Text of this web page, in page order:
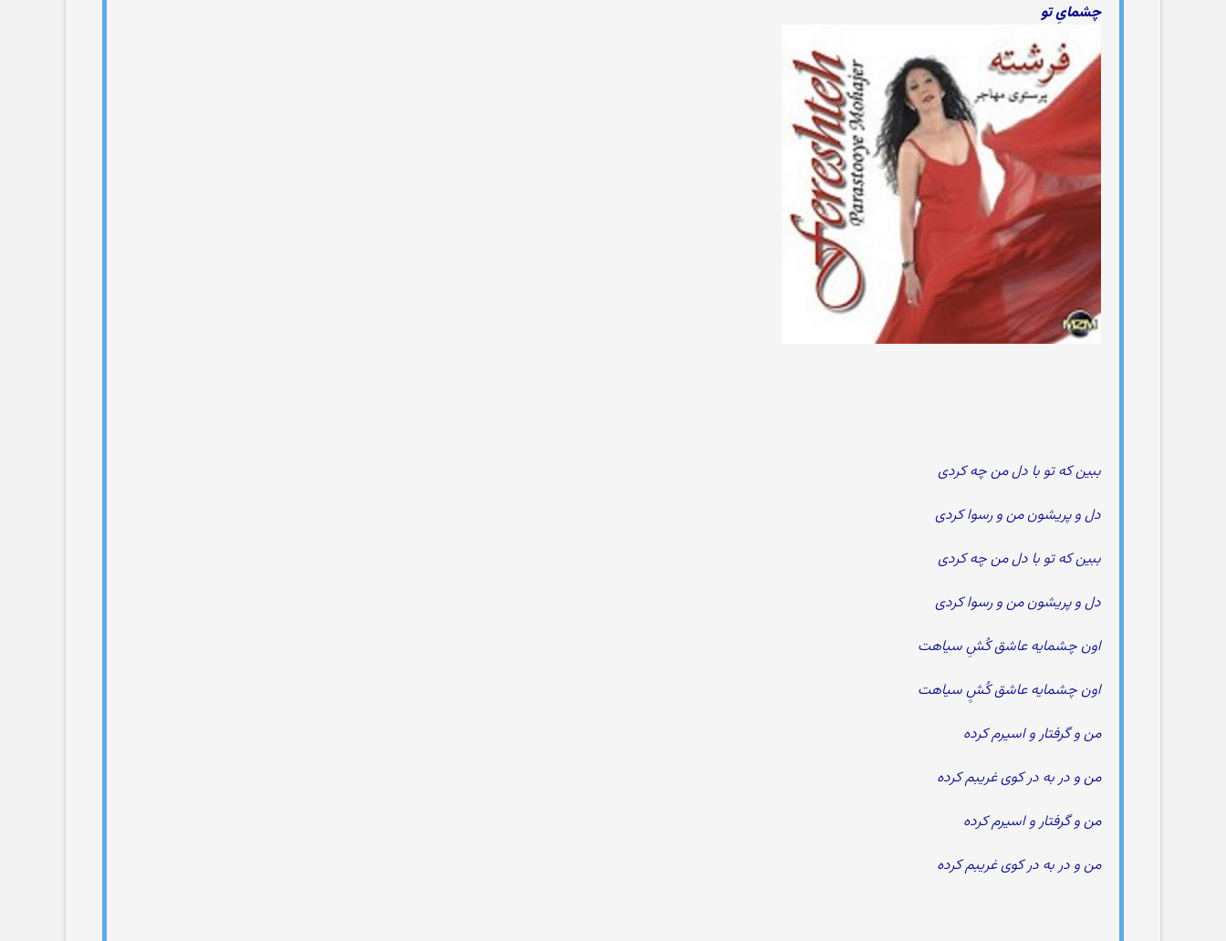
چشمایِ تو
ببین که تو با دل من چه کردی
دل و پریشون من و رسوا کردی
ببین که تو با دل من چه کردی
دل و پریشون من و رسوا کردی
اون چشمایه عاشق کُشِ سیاهت
اون چشمایه عاشق کُشِِ سیاهت
من و گرفتار و اسیرم کرده
من و در به در کوی غریبم کرده
من و گرفتار و اسیرم کرده
من و در به در کوی غریبم کرده